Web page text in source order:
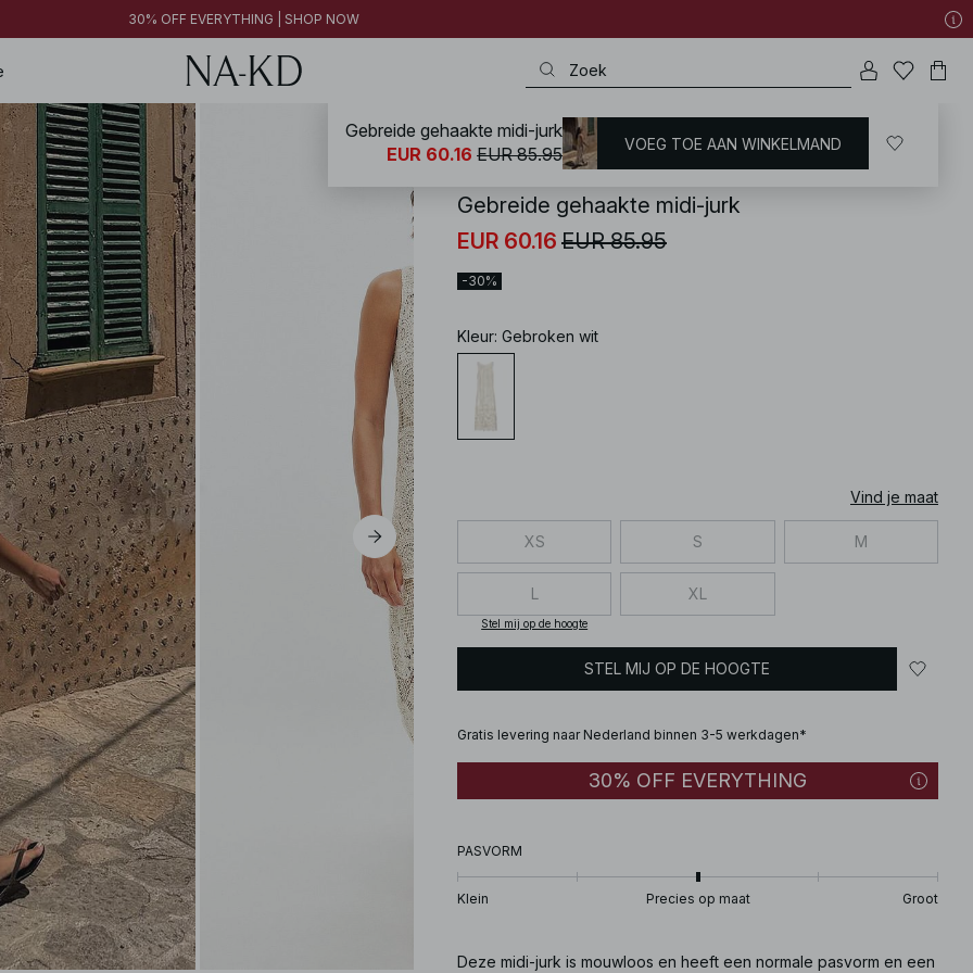
FINAL SALE | SHOP NOW
30% OFF EVERYTHING | SHOP NOW
NA-KD / Jurken / Gebreide jurken
Gebreide gehaakte midi-jurk
EUR 60.16 EUR 85.95
-30%
Kleur: Gebroken wit
Vind je maat
XS S M
L
Stel mij op de hoogte
XL
STEL MIJ OP DE HOOGTE
Gratis levering naar Nederland binnen 3-5 werkdagen*
30% OFF EVERYTHING
PASVORM
Klein Precies op maat Groot
Deze midi-jurk is mouwloos en heeft een normale pasvorm en een
Gebreide gehaakte midi-jurk
EUR 60.16 EUR 85.95 VOEG TOE AAN WINKELMAND